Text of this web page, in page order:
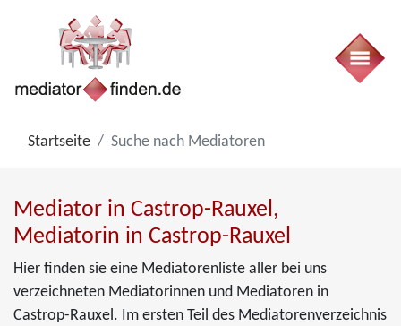
Startseite Suche nach Mediatoren
Mediator in Castrop-Rauxel,
Mediatorin in Castrop-Rauxel
Hier finden sie eine Mediatorenliste aller bei uns
verzeichneten Mediatorinnen und Mediatoren in
Castrop-Rauxel. Im ersten Teil des Mediatorenverzeichnis